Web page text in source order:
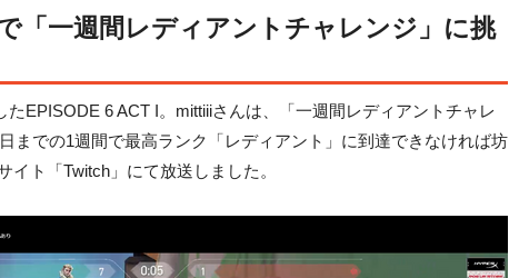
「一週間レディアントチャレンジ」に挑
たEPISODE 6 ACT I。mittiiiさんは、「一週間レディアントチャレ
までの1週間で最高ランク「レディアント」に到達できなければ坊
イト「Twitch」にて放送しました。